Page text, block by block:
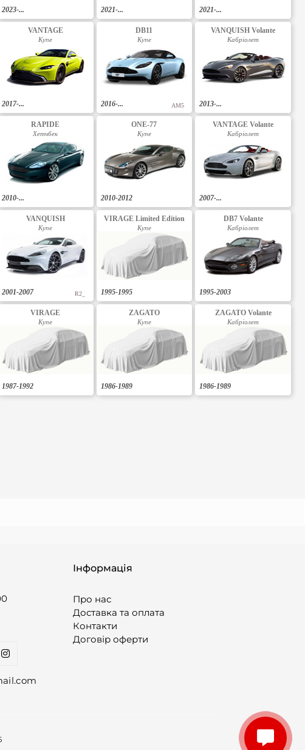
2023-... 2021-... 2021-...
VANTAGE
Купе
2017-...
DB11
Купе
2016-... AM5
VANQUISH Volante
Кабріолет
2013-...
RAPIDE
Хетчбек
2010-...
ONE-77
Купе
2010-2012
VANTAGE Volante
Кабріолет
2007-...
VANQUISH
Купе
2001-2007 R2_
VIRAGE Limited Edition
Купе
1995-1995
DB7 Volante
Кабріолет
1995-2003
VIRAGE
Купе
1987-1992
ZAGATO
Купе
1986-1989
ZAGATO Volante
Кабріолет
1986-1989
Інформація
Про нас
Доставка та оплата
Контакти
Договір оферти